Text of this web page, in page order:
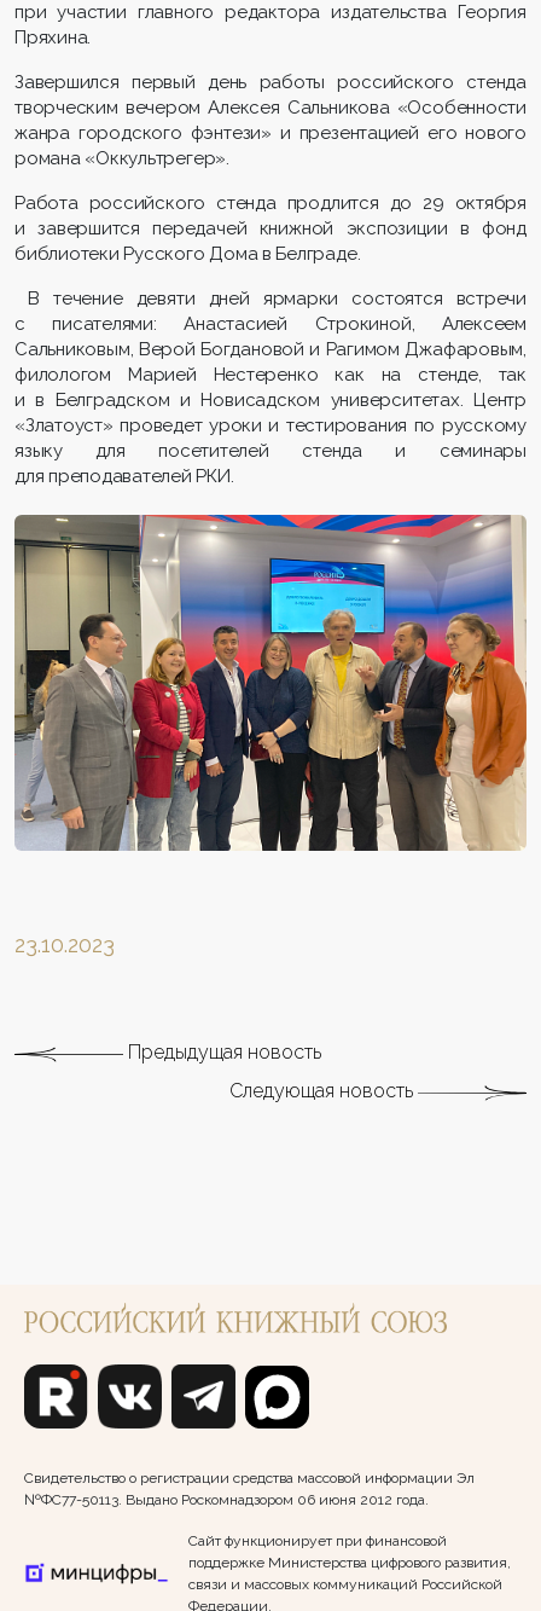
при участии главного редактора издательства Георгия
Пряхина.
Завершился первый день работы российского стенда
творческим вечером Алексея Сальникова «Особенности
жанра городского фэнтези» и презентацией его нового
романа «Оккультрегер».
Работа российского стенда продлится до 29 октября
и завершится передачей книжной экспозиции в фонд
библиотеки Русского Дома в Белграде.
В течение девяти дней ярмарки состоятся встречи
с писателями: Анастасией Строкиной, Алексеем
Сальниковым, Верой Богдановой и Рагимом Джафаровым,
филологом Марией Нестеренко как на стенде, так
и в Белградском и Новисадском университетах. Центр
«Златоуст» проведет уроки и тестирования по русскому
языку для посетителей стенда и семинары
для преподавателей РКИ.
23.10.2023
Предыдущая новость
Следующая новость
Свидетельство о регистрации средства массовой информации Эл
№ФС77-50113. Выдано Роскомнадзором 06 июня 2012 года.
Сайт функционирует при финансовой
поддержке Министерства цифрового развития,
связи и массовых коммуникаций Российской
Федерации.